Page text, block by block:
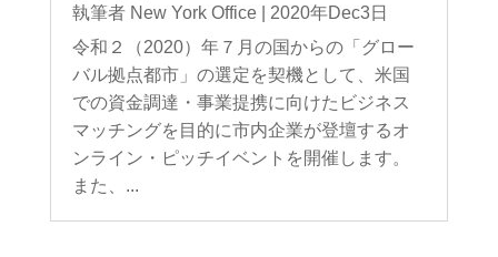
執筆者 New York Office| 2020年Dec3日
令和２（2020）年７月の国からの「グロー
バル拠点都市」の選定を契機として、米国
での資金調達・事業提携に向けたビジネス
マッチングを目的に市内企業が登壇するオ
ンライン・ピッチイベントを開催します。
また、...